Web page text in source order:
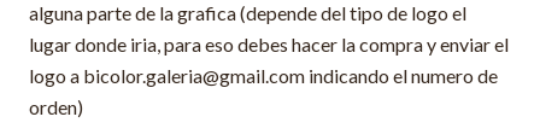
alguna parte de la grafica (depende del tipo de logo el
lugar donde iria, para eso debes hacer la compra y enviar el
logo a bicolor.galeria@gmail.com indicando el numero de
orden)